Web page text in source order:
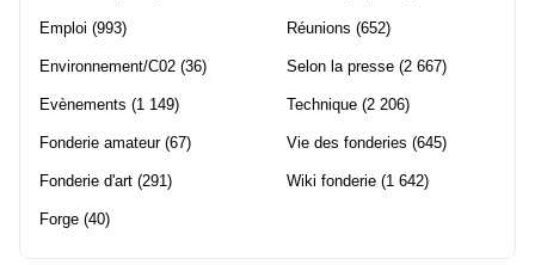
Emploi (993)
Environnement/C02 (36)
Evènements (1 149)
Fonderie amateur(67)
Fonderie d'art (291)
Forge (40)
Réunions (652)
Selon la presse (2 667)
Technique (2 206)
Vie des fonderies (645)
Wiki fonderie (1 642)